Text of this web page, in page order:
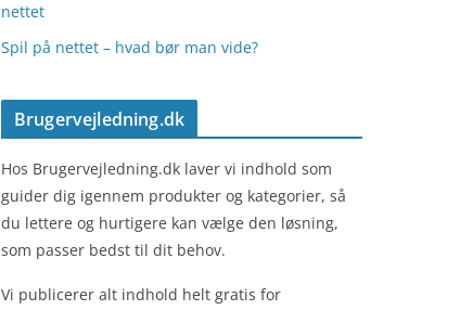
nettet
Spil på nettet – hvad bør man vide?
Brugervejledning.dk
Hos Brugervejledning.dk laver vi indhold som
guider dig igennem produkter og kategorier, så
du lettere og hurtigere kan vælge den løsning,
som passer bedst til dit behov.
Vi publicerer alt indhold helt gratis for